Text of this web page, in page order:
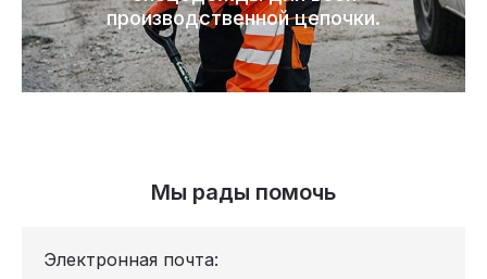
производственной цепочки.
Мы рады помочь
Электронная почта: